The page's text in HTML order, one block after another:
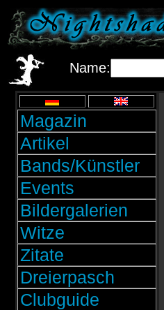
Name:
Magazin
Artikel
Bands/Künstler
Events
Bildergalerien
Witze
Zitate
Dreierpasch
Clubguide